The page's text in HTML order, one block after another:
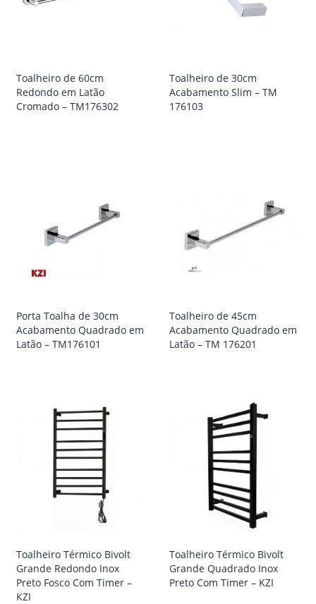
Toalheiro de 60cm
Redondo em Latão
Cromado – TM176302
Toalheiro de 30cm
Acabamento Slim – TM
176103
Porta Toalha de 30cm
Acabamento Quadrado em
Latão – TM176101
Toalheiro de 45cm
Acabamento Quadrado em
Latão – TM 176201
Toalheiro Térmico Bivolt
Grande Redondo Inox
Preto Fosco Com Timer –
KZI
Toalheiro Térmico Bivolt
Grande Quadrado Inox
Preto Com Timer – KZI